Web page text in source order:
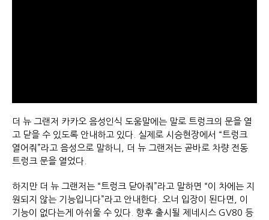
더 뉴 그랜저 카카오 음성인식 도움말에는 말로 트렁크의 문을 열
고 닫을 수 있도록 안내하고 있다. 실제로 시승현장에서 “트렁크
열어줘”라고 음성으로 말하니, 더 뉴 그랜저는 곧바로 차량 전동
트렁크 문을 열었다.
하지만 더 뉴 그랜저는 “트렁크 닫아줘”라고 말하면 “이 차에는 지
원되지 않는 기능입니다”라고 안내한다. 오너 입장이 된다면, 이
기능이 없다는게 아쉬울 수 있다. 향후 출시될 제네시스 GV80 등